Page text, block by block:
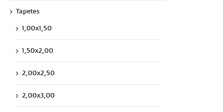
Tapetes
1,00x1,50
1,50x2,00
2,00x2,50
2,00x3,00